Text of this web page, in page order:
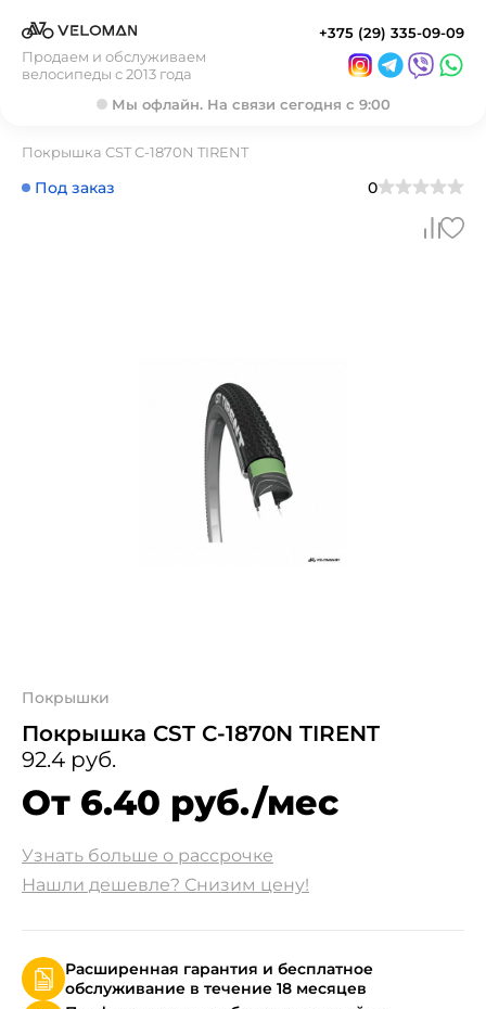
Продаем и обслуживаем
велосипеды с 2013 года
+375 (29) 335-09-09
Мы офлайн. На связи сегодня с 9:00
Покрышка CST C-1870N TIRENT
Под заказ 0
Покрышки
Покрышка CST C-1870N TIRENT
92.4 руб.
От 6.40 руб./мес
Узнать больше о рассрочке
Нашли дешевле? Снизим цену!
Расширенная гарантия и бесплатное
обслуживание в течение 18 месяцев